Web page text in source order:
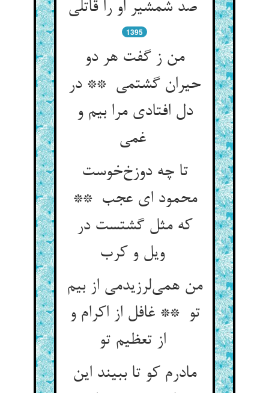
صد شمشیر او را قاتلی
1395
من ز گفت هر دو
حیران گشتمی ** در
دل افتادی مرا بیم و
غمی
تا چه دوزخ‌خوست
محمود ای عجب **
که مثل گشتست در
ویل و کرب
من همی‌لرزیدمی از بیم
تو ** غافل از اکرام و
از تعظیم تو
مادرم کو تا ببیند این